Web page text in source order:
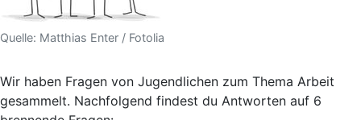
Quelle: Matthias Enter / Fotolia
Wir haben Fragen von Jugendlichen zum Thema Arbeit
gesammelt. Nachfolgend findest du Antworten auf 6